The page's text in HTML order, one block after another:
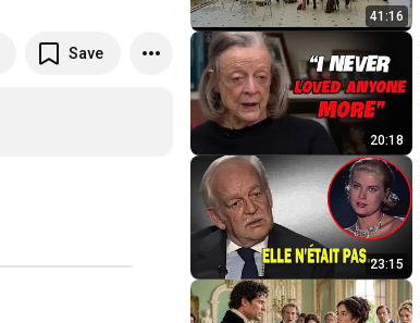
Save
41:16
20:18
23:15